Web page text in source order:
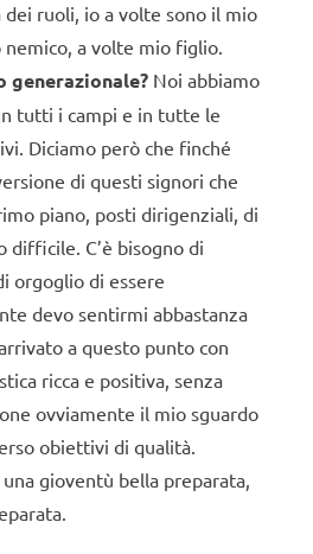
dei ruoli, io a volte sono il mio
a volte mio figlio.
generazionale? Noi abbiamo
tutti i campi e in tutte le
Diciamo però che finché
di questi signori che
piano, posti dirigenziali, di
difficile. C’è bisogno di
orgoglio di essere
devo sentirmi abbastanza
a questo punto con
ricca e positiva, senza
ovviamente il mio sguardo
obiettivi di qualità.
gioventù bella preparata,